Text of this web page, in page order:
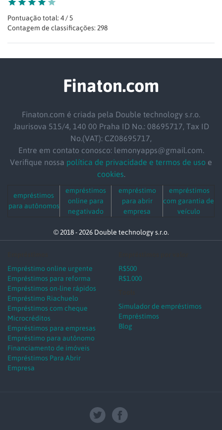
Pontuação total: 4 / 5
Contagem de classificações: 298
Finaton.com
Finaton.com é criada pela Double technology s.r.o.
Jaurisova 515/4, 140 00 Praha ID No.: 08695717, Tax ID
No.(VAT): CZ08695717,
Entre em contato conosco: lemonyapps@gmail.com.
Verifique nossa política de privacidade e termos de uso e
cookies.
empréstimos
para autônomos
empréstimos
online para
negativado
empréstimo
para abrir
empresa
empréstimos
com garantia de
veículo
© 2018 - 2026 Double technology s.r.o.
Empréstimo online urgente
Empréstimos para reforma
Empréstimos on-line rápidos
Empréstimo Riachuelo
Empréstimos com cheque
Microcréditos
Empréstimos para empresas
Empréstimo para autônomo
Financiamento de imóveis
Empréstimos Para Abrir
Empresa
R$500
R$1.000
Simulador de empréstimos
Empréstimos
Blog